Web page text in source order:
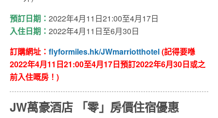
預訂日期： 2022年4月11日21:00至4月17日
入住日期： 2022年4月11日至6月30日
訂購網址： flyformiles.hk/JWmarriotthotel(記得要喺
2022年4月11日21:00至4月17日預訂2022年6月30日或之
前入住嘅房！)
JW萬豪酒店 「零」房價住宿優惠